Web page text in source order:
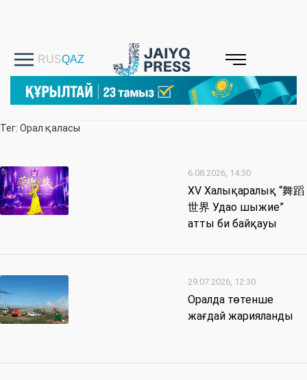
Тег: Орал қаласы
6.08.2026, 14:30
XV Халықаралық “舞蹈
世界 Удао шыжие”
атты би байқауы
29.07.2026, 12:30
Оралда төтенше
жағдай жарияланды